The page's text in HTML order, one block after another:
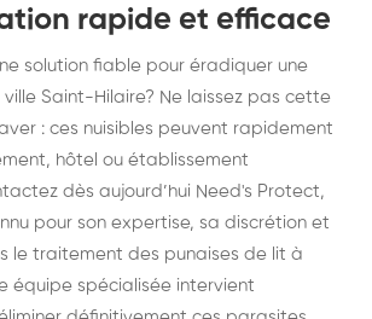
rapide et efficace
solution fiable pour éradiquer une
Saint-Hilaire? Ne laissez pas cette
: ces nuisibles peuvent rapidement
hôtel ou établissement
dès aujourd’hui Need's Protect,
pour son expertise, sa discrétion et
le traitement des punaises de lit à
équipe spécialisée intervient